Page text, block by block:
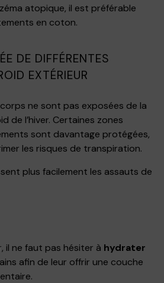
atopique, il est préférable
en coton.
DE DIFFÉRENTES
EXTÉRIEUR
ne sont pas exposées de la
de l’hiver. Certaines zones
sont davantage protégées,
les risques de transpiration.
plus facilement les assauts de
il ne faut pas hésiter à hydrater
afin de leur offrir une couche